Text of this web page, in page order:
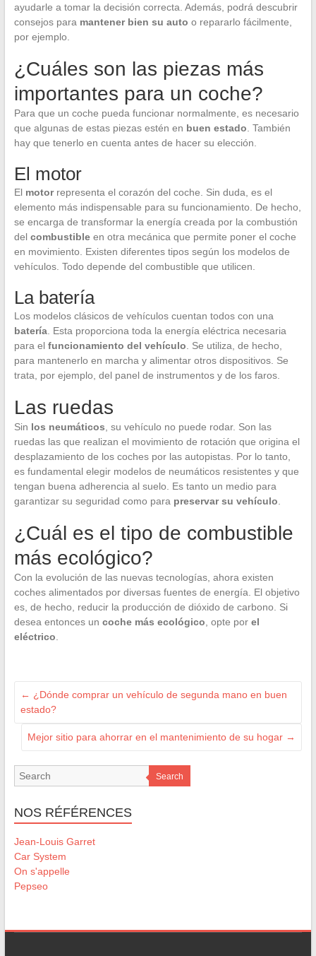
ayudarle a tomar la decisión correcta. Además, podrá descubrir
consejos para mantener bien su auto o repararlo fácilmente,
por ejemplo.
¿Cuáles son las piezas más
importantes para un coche?
Para que un coche pueda funcionar normalmente, es necesario
que algunas de estas piezas estén en buen estado . También
hay que tenerlo en cuenta antes de hacer su elección.
El motor
El motorrepresenta el corazón del coche. Sin duda, es el
elemento más indispensable para su funcionamiento. De hecho,
se encarga de transformar la energía creada por la combustión
del combustibleen otra mecánica que permite poner el coche
en movimiento. Existen diferentes tipos según los modelos de
vehículos. Todo depende del combustible que utilicen.
La batería
Los modelos clásicos de vehículos cuentan todos con una
batería. Esta proporciona toda la energía eléctrica necesaria
para el funcionamiento del vehículo . Se utiliza, de hecho,
para mantenerlo en marcha y alimentar otros dispositivos. Se
trata, por ejemplo, del panel de instrumentos y de los faros.
Las ruedas
Sin los neumáticos , su vehículo no puede rodar. Son las
ruedas las que realizan el movimiento de rotación que origina el
desplazamiento de los coches por las autopistas. Por lo tanto,
es fundamental elegir modelos de neumáticos resistentes y que
tengan buena adherencia al suelo. Es tanto un medio para
garantizar su seguridad como para preservar su vehículo
¿Cuál es el tipo de combustible
más ecológico?
Con la evolución de las nuevas tecnologías, ahora existen
coches alimentados por diversas fuentes de energía. El objetivo
es, de hecho, reducir la producción de dióxido de carbono. Si
desea entonces un coche más ecológico , opte por el
eléctrico
← ¿Dónde comprar un vehículo de segunda mano en buen
estado?
Mejor sitio para ahorrar en el mantenimiento de su hogar →
Search
NOS RÉFÉRENCES
Jean-Louis Garret
Car System
On s'appelle
Pepseo